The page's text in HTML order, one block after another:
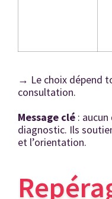
→ Le choix dépend
consultation.
Message clé :
diagnostic. Ils
et l’orientation.